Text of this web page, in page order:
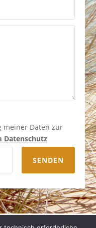
meiner Daten zur
Datenschutz
SENDEN